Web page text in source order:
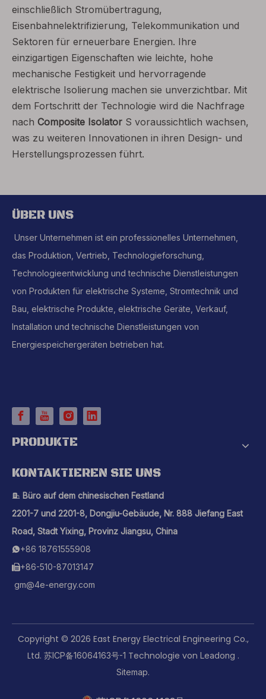
einschließlich Stromübertragung,
Eisenbahnelektrifizierung, Telekommunikation und
Sektoren für erneuerbare Energien. Ihre
einzigartigen Eigenschaften wie leichte, hohe
mechanische Festigkeit und hervorragende
elektrische Isolierung machen sie unverzichtbar. Mit
dem Fortschritt der Technologie wird die Nachfrage
nach Composite Isolator S voraussichtlich wachsen,
was zu weiteren Innovationen in ihren Design- und
Herstellungsprozessen führt.
ÜBER UNS
Unser Unternehmen ist ein professionelles Unternehmen,
das Produktion, Vertrieb, Technologieforschung,
Technologieentwicklung und technische Dienstleistungen
von Produkten für elektrische Systeme, Stromtechnik und
Bau, elektrische Produkte, elektrische Geräte, Verkauf,
Installation und technische Dienstleistungen von
Energiespeichergeräten betrieben hat.
PRODUKTE
KONTAKTIEREN SIE UNS
 Büro auf dem chinesischen Festland
2201-7 und 2201-8, Dongjiu-Gebäude, Nr. 888 Jiefang East
Road, Stadt Yixing, Provinz Jiangsu, China
+86 18761555908
+86-510-87013147
gm@4e-energy.com
Copyright © 2026 East Energy Electrical Engineering Co.,
Ltd. 苏ICP备16064163号-1 Technologie von Leadong .
Sitemap.